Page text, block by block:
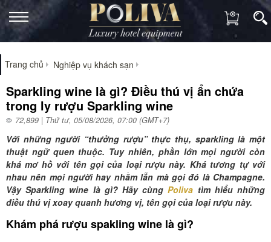
Trang chủ Nghiệp vụ khách sạn
Sparkling wine là gì? Điều thú vị ẩn chứa
trong ly rượu Sparkling wine
72,899 | Thứ tư, 05/08/2026, 07:00 (GMT+7)
Với những người “thưởng rượu” thực thụ, sparkling là một
thuật ngữ quen thuộc. Tuy nhiên, phần lớn mọi người còn
khá mơ hồ với tên gọi của loại rượu này. Khá tương tự với
nhau nên mọi người hay nhầm lẫn mà gọi đó là Champagne.
Vậy Sparkling wine là gì? Hãy cùngPoliva tìm hiểu những
điều thú vị xoay quanh hương vị, tên gọi của loại rượu này.
Khám phá rượu spakling wine là gì?